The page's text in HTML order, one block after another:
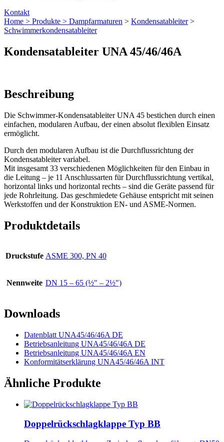
Kontakt
Home > Produkte > Dampfarmaturen > Kondensatableiter>
Schwimmerkondensatableiter
Kondensatableiter UNA 45/46/46A
Beschreibung
Die Schwimmer-Kondensatableiter UNA 45 bestichen durch einen
einfachen, modularen Aufbau, der einen absolut flexiblen Einsatz
ermöglicht.
Durch den modularen Aufbau ist die Durchflussrichtung der
Kondensatableiter variabel.
Mit insgesamt 33 verschiedenen Möglichkeiten für den Einbau in
die Leitung – je 11 Anschlussarten für Durchflussrichtung vertikal,
horizontal links und horizontal rechts – sind die Geräte passend für
jede Rohrleitung. Das geschmiedete Gehäuse entspricht mit seinen
Werkstoffen und der Konstruktion EN- und ASME-Normen.
Produktdetails
Druckstufe ASME 300, PN 40
Nennweite DN 15 – 65 (½" – 2½")
Downloads
Datenblatt UNA45/46/46A DE
Betriebsanleitung UNA45/46/46A DE
Betriebsanleitung UNA45/46/46A EN
Konformitätserklärung UNA45/46/46A INT
Ähnliche Produkte
Doppelrückschlagklappe Typ BB